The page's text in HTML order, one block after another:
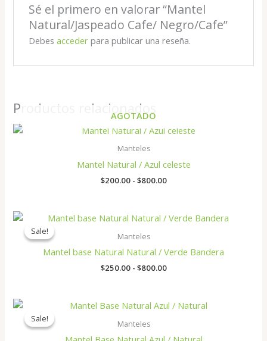
Sé el primero en valorar “Mantel
Natural/Jaspeado Cafe/ Negro/Cafe”
Debes accederpara publicar una reseña.
Productos relacionados
AGOTADO
Manteles
Mantel Natural / Azul celeste
$200.00 - $800.00
Rango
$200.00
hasta
Sale!
Sale!
Manteles
Mantel base Natural Natural / Verde Bandera
$250.00 - $800.00
Rango
$250.00
hasta
Sale!
Sale!
Manteles
Rango